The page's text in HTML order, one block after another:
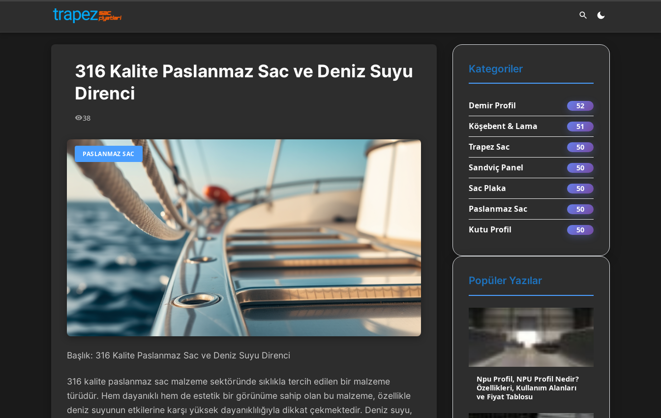
316 Kalite Paslanmaz Sac ve Deniz Suyu
Direnci
38
PASLANMAZ SAC
Başlık: 316 Kalite Paslanmaz Sac ve Deniz Suyu Direnci
316 kalite paslanmaz sac malzeme sektöründe sıklıkla tercih edilen bir malzeme
türüdür. Hem dayanıklı hem de estetik bir görünüme sahip olan bu malzeme, özellikle
deniz suyunun etkilerine karşı yüksek dayanıklılığıyla dikkat çekmektedir. Deniz suyu,
Kategoriler
Demir Profil 52
Köşebent & Lama 51
Trapez Sac 50
Sandviç Panel 50
Sac Plaka 50
Paslanmaz Sac 50
Kutu Profil 50
Popüler Yazılar
Npu Profil, NPU Profil Nedir?
Özellikleri, Kullanım Alanları
ve Fiyat Tablosu